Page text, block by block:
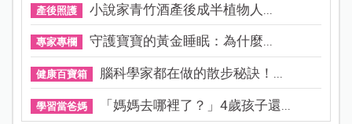
產後照護 小說家青竹酒產後成半植物人...
專家專欄 守護寶寶的黃金睡眠：為什麼...
健康百寶箱 腦科學家都在做的散步秘訣！...
學習當爸媽 「媽媽去哪裡了？」4歲孩子還...